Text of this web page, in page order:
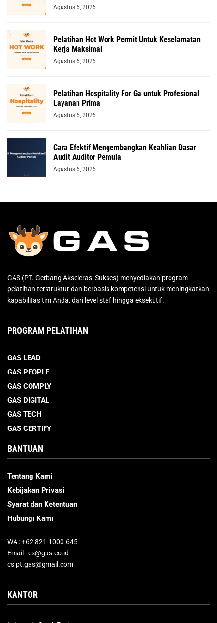
Agustus 6, 2026
Pelatihan Hot Work Permit Untuk Keselamatan
Kerja Maksimal
Agustus 6, 2026
Pelatihan Hospitality For Ga untuk Profesional
Layanan Prima
Agustus 6, 2026
Cara Efektif Mengembangkan Keahlian Dasar
Audit Auditor Pemula
Agustus 6, 2026
GAS (PT. Gerbang Akselerasi Sukses) menyediakan program
pelatihan terstruktur dan berbasis kompetensi untuk meningkatkan
kapabilitas tim Anda, dari level staf hingga eksekutif.
PROGRAM PELATIHAN
GAS LEAD
GAS PEOPLE
GAS COMPLY
GAS DIGITAL
GAS TECH
GAS CERTIFY
BANTUAN
Tentang Kami
Kebijakan Privasi
Syarat dan Ketentuan
Hubungi Kami
WA : +62 821-1000-645
Email : cs@gas.co.id
cs.pt.gas@gmail.com
KANTOR